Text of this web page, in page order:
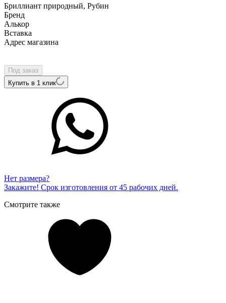
Бриллиант природный, Рубин
Бренд
Алькор
Вcтавка
Адрес магазина
Под заказ
Купить в 1 клик
Нет размера?
Закажите! Срок изготовления от 45 рабочих дней.
Смотрите также